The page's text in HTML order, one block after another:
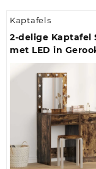
Kaptafels
2-delige Kaptafel
met LED in
Eiken Kunststof